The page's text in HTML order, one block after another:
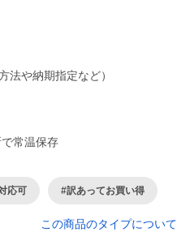
法や納期指定など）
常温保存
応可 #訳あってお買い得
この商品のタイプについて